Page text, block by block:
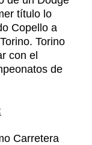
título lo
Copello a
Torino
con el
de
Carretera